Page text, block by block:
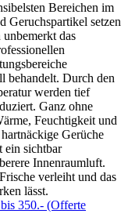
Bereichen im
Geruchspartikel setzen
das
behandelt. Durch den
werden tief
Ganz ohne
Feuchtigkeit und
Gerüche
ein sichtbar
Innenraumluft.
verleiht und das
lässt.
350.- (Offerte